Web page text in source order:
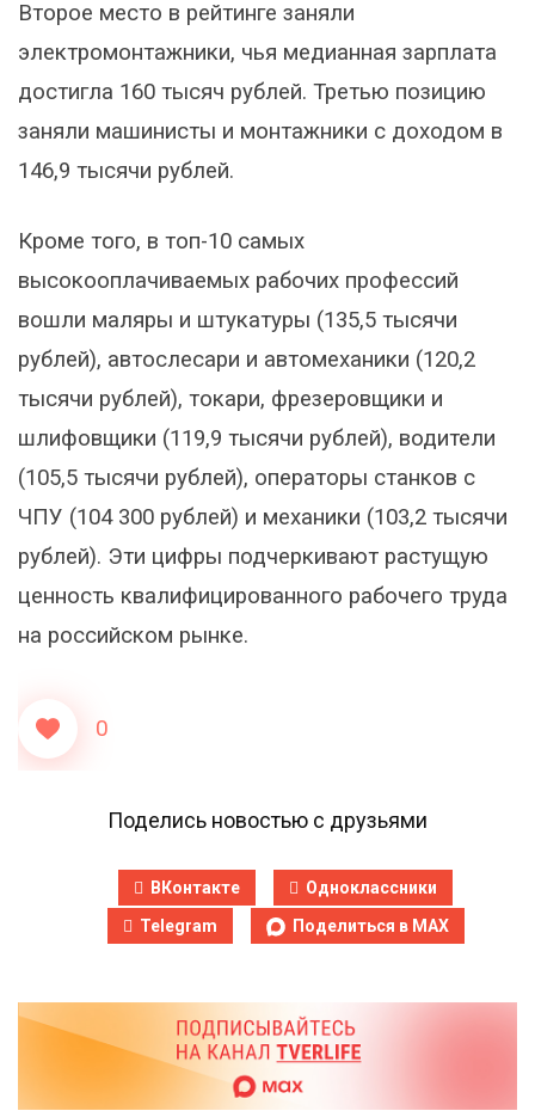
Второе место в рейтинге заняли
электромонтажники, чья медианная зарплата
достигла 160 тысяч рублей. Третью позицию
заняли машинисты и монтажники с доходом в
146,9 тысячи рублей.
Кроме того, в топ-10 самых
высокооплачиваемых рабочих профессий
вошли маляры и штукатуры (135,5 тысячи
рублей), автослесари и автомеханики (120,2
тысячи рублей), токари, фрезеровщики и
шлифовщики (119,9 тысячи рублей), водители
(105,5 тысячи рублей), операторы станков с
ЧПУ (104 300 рублей) и механики (103,2 тысячи
рублей). Эти цифры подчеркивают растущую
ценность квалифицированного рабочего труда
на российском рынке.
0
Поделись новостью с друзьями
ВКонтакте
Одноклассники
Telegram
Поделиться в MAX